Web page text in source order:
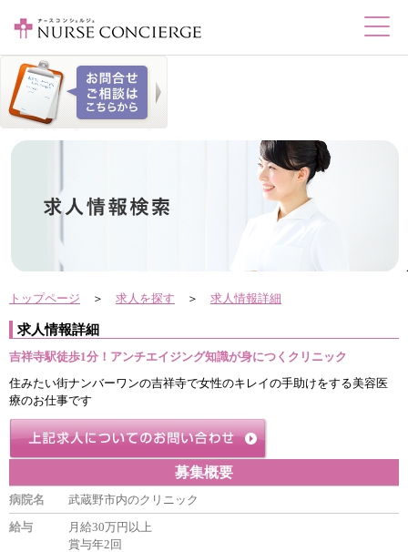
トップページ ＞ 求人を探す ＞ 求人情報詳細
求人情報詳細
吉祥寺駅徒歩1分！アンチエイジング知識が身につくクリニック
住みたい街ナンバーワンの吉祥寺で女性のキレイの手助けをする美容医
療のお仕事です
募集概要
病院名
武蔵野市内のクリニック
給与
月給30万円以上
賞与年2回